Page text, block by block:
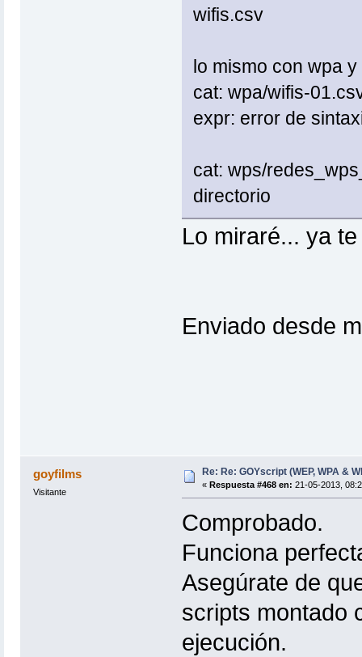
wifis.csv
lo mismo con wpa y
cat: wpa/wifis-
expr: error de
cat: wps/
directorio
Lo miraré... ya
Enviado desde
goyfilms
Visitante
Re: Re: GOYscript (WEP, WPA &
« Respuesta #468 en: 21-05-2013,
Comprobado.
Funciona
Asegúrate de
scripts montado
ejecución.